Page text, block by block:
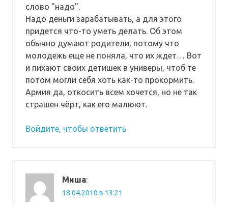
слово "надо".
Надо деньги зарабатывать, а для этого
придется что-то уметь делать. Об этом
обычно думают родители, потому что
молодежь еще не поняла, что их ждет… Вот
и пихают своих детишек в универы, чтоб те
потом могли себя хоть как-то прокормить.
Армия да, откосить всем хочется, но не так
страшен чёрт, как его малюют.
Войдите, чтобы ответить
Миша:
18.04.2010 в 13:21